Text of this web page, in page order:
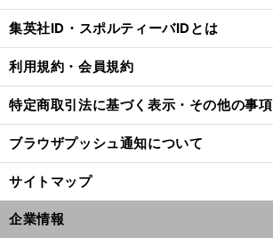
集英社ID・スポルティーバIDとは
利用規約・会員規約
特定商取引法に基づく表示・その他の事項
ブラウザプッシュ通知について
サイトマップ
企業情報